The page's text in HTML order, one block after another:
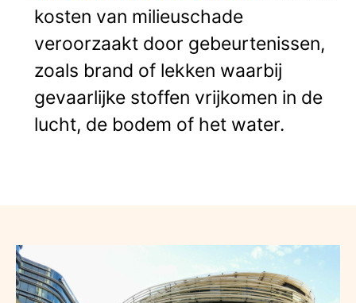
kosten van milieuschade
veroorzaakt door gebeurtenissen,
zoals brand of lekken waarbij
gevaarlijke stoffen vrijkomen in de
lucht, de bodem of het water.